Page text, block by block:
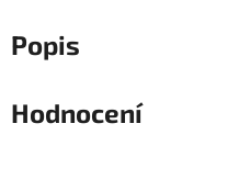
Popis
Hodnocení